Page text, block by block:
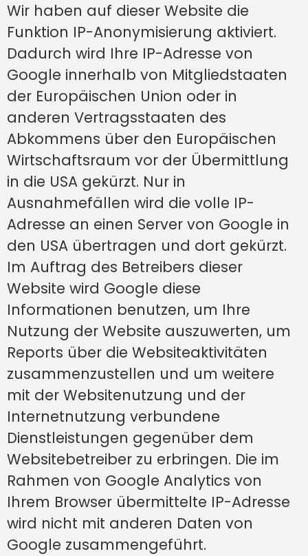
Wir haben auf dieser Website die
Funktion IP-Anonymisierung aktiviert.
Dadurch wird Ihre IP-Adresse von
Google innerhalb von Mitgliedstaaten
der Europäischen Union oder in
anderen Vertragsstaaten des
Abkommens über den Europäischen
Wirtschaftsraum vor der Übermittlung
in die USA gekürzt. Nur in
Ausnahmefällen wird die volle IP-
Adresse an einen Server von Google in
den USA übertragen und dort gekürzt.
Im Auftrag des Betreibers dieser
Website wird Google diese
Informationen benutzen, um Ihre
Nutzung der Website auszuwerten, um
Reports über die Websiteaktivitäten
zusammenzustellen und um weitere
mit der Websitenutzung und der
Internetnutzung verbundene
Dienstleistungen gegenüber dem
Websitebetreiber zu erbringen. Die im
Rahmen von Google Analytics von
Ihrem Browser übermittelte IP-Adresse
wird nicht mit anderen Daten von
Google zusammengeführt.